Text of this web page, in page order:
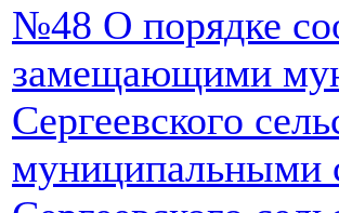
№48 О порядке
замещающими
Сергеевского
муниципальными